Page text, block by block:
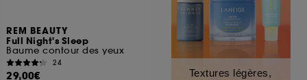
REM BEAUTY
Full Night's Sleep
Baume contour des yeux
24
29,00€
Textures légères,